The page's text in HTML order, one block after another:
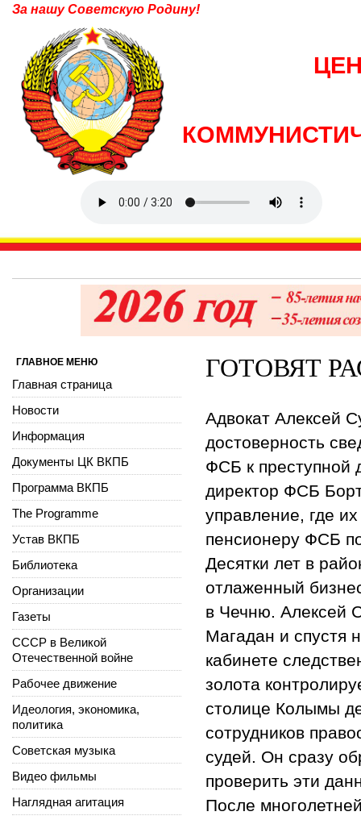
За нашу Советскую Родину!
ГОТОВЯТ
Адвокат Алексей
достоверность
ФСБ к преступной
директор ФСБ
управление, где
пенсионеру ФСБ
Десятки лет в
отлаженный
в Чечню. Алексей
Магадан и спустя
кабинете
золота
столице Колымы
сотрудников
судей. Он сразу
проверить эти
После
ГЛАВНОЕ МЕНЮ
Главная страница
Новости
Информация
Документы ЦК ВКПБ
Программа ВКПБ
The Programme
Устав ВКПБ
Библиотека
Организации
Газеты
СССР в Великой
Отечественной войне
Рабочее движение
Идеология, экономика,
политика
Советская музыка
Видео фильмы
Наглядная агитация